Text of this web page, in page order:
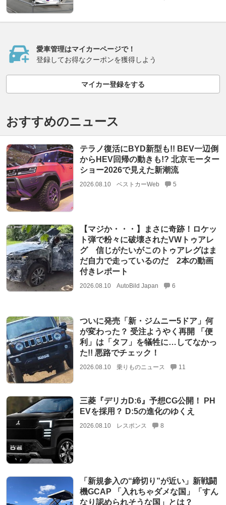
愛車管理はマイカーページで！
登録してお得なクーポンを獲得しよう
マイカー登録をする
おすすめのニュース
テラノ復活にBYD新型も!! BEV一辺倒
からHEV回帰の動きも!? 北京モーター
ショー2026で見えた新潮流
2026.08.10 ベストカーWeb 5
【マジか・・・】まさに奇跡！ロケッ
ト弾で粉々に破壊されたVWトゥアレ
グ 信じがたいがこのトゥアレグはま
だ自力で走っているのだ 2本の動画
付きレポート
2026.08.10 AutoBild Japan 6
ついに発売「新・ジムニー5ドア」何
が変わった？ 受注ようやく再開 「便
利」は「タフ」を犠牲に…してなかっ
た!! 悪路でチェック！
2026.08.10 乗りものニュース 11
三菱『デリカD:6』予想CG公開！ PH
EVを採用？ D:5の進化のゆくえ
2026.08.10 レスポンス 8
「新規参入の“締切り”が近い」新戦闘
機GCAP 「入れちゃダメな国」「すん
なり認められそうな国」とは？